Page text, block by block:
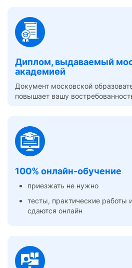
Диплом, выдаваемый
академией
Документ московской
повышает вашу
100% онлайн-обучение
приезжать не нужно
тесты, практические работы
сдаются онлайн